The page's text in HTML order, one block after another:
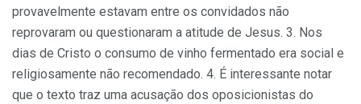
provavelmente estavam entre os convidados não
reprovaram ou questionaram a atitude de Jesus. 3. Nos
dias de Cristo o consumo de vinho fermentado era social e
religiosamente não recomendado. 4. É interessante notar
que o texto traz uma acusação dos oposicionistas do